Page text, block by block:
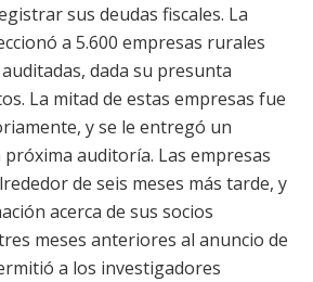
sus deudas fiscales. La
a 5.600 empresas rurales
dada su presunta
La mitad de estas empresas fue
y se le entregó un
auditoría. Las empresas
de seis meses más tarde, y
acerca de sus socios
meses anteriores al anuncio de
a los investigadores